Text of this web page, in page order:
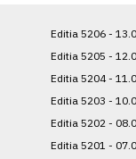
Editia 5206 -
Editia 5205 -
Editia 5204 -
Editia 5203 -
Editia 5202 -
Editia 5201 -